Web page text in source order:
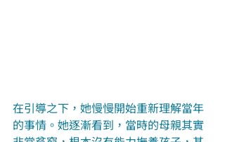
在引導之下，她慢慢開始重新理解當年
的事情。她逐漸看到，當時的母親其實